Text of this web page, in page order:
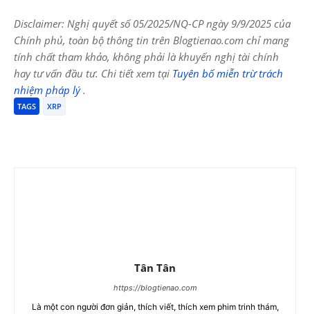
Disclaimer: Nghị quyết số 05/2025/NQ-CP ngày 9/9/2025 của
Chính phủ, toàn bộ thông tin trên Blogtienao.com chỉ mang
tính chất tham khảo, không phải là khuyến nghị tài chính
hay tư vấn đầu tư. Chi tiết xem tại Tuyên bố miễn trừ trách
nhiệm pháp lý.
TAGS XRP
Tân Tân
https://blogtienao.com
Là một con người đơn giản, thích viết, thích xem phim trinh thám,